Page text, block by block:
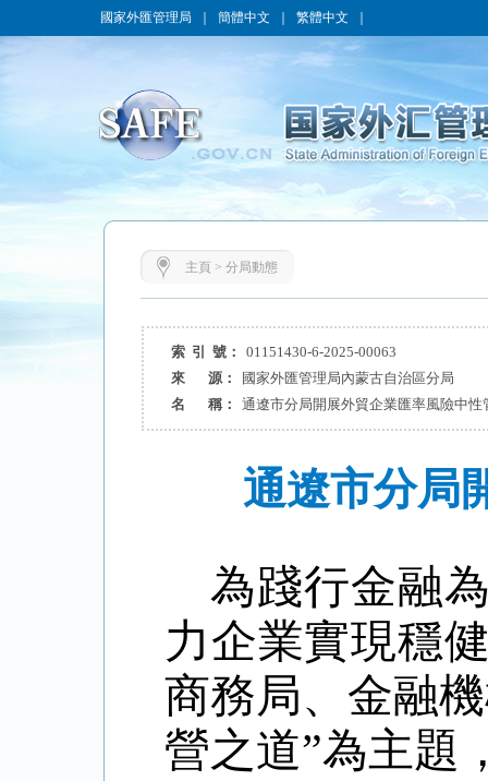
國家外匯管理局 簡體中文 繁體中文
主頁 > 分局動態
索 引 號：
01151430-6-2025-00063
來 源：
國家外匯管理局內蒙古自治區分局
名 稱：
通遼市分局開展外貿企業匯率風險中性
通遼市分局
為踐行金融
力企業實現穩
商務局、金融
營之道”為主題